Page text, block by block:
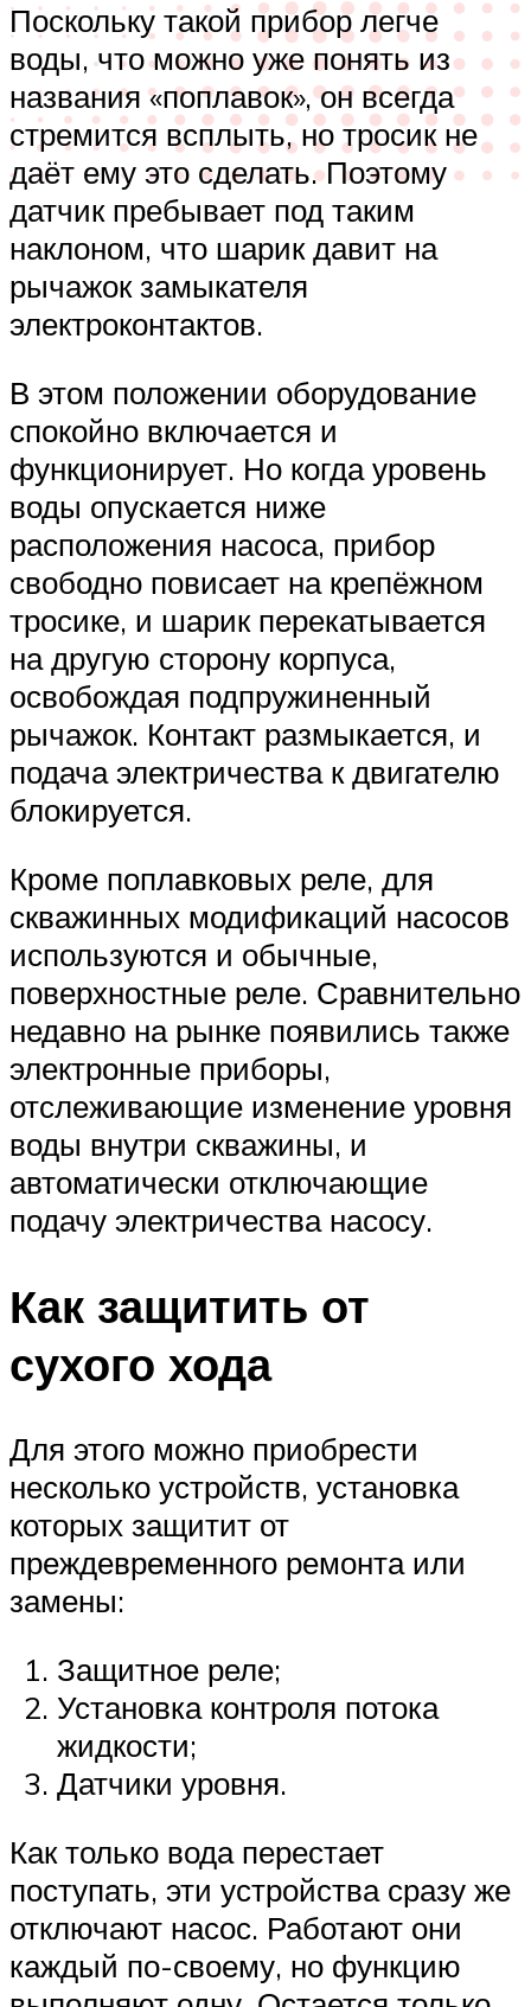
Поскольку такой прибор легче
воды, что можно уже понять из
названия «поплавок», он всегда
стремится всплыть, но тросик не
даёт ему это сделать. Поэтому
датчик пребывает под таким
наклоном, что шарик давит на
рычажок замыкателя
электроконтактов.
В этом положении оборудование
спокойно включается и
функционирует. Но когда уровень
воды опускается ниже
расположения насоса, прибор
свободно повисает на крепёжном
тросике, и шарик перекатывается
на другую сторону корпуса,
освобождая подпружиненный
рычажок. Контакт размыкается, и
подача электричества к двигателю
блокируется.
Кроме поплавковых реле, для
скважинных модификаций насосов
используются и обычные,
поверхностные реле. Сравнительно
недавно на рынке появились также
электронные приборы,
отслеживающие изменение уровня
воды внутри скважины, и
автоматически отключающие
подачу электричества насосу.
Как защитить от
сухого хода
Для этого можно приобрести
несколько устройств, установка
которых защитит от
преждевременного ремонта или
замены:
Защитное реле;
Установка контроля потока
жидкости;
Датчики уровня.
Как только вода перестает
поступать, эти устройства сразу же
отключают насос. Работают они
каждый по-своему, но функцию